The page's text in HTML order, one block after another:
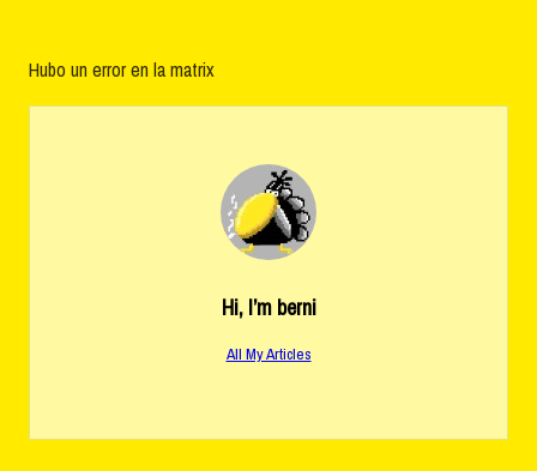
Hubo un error en la matrix
Hi, I’m berni
All My Articles